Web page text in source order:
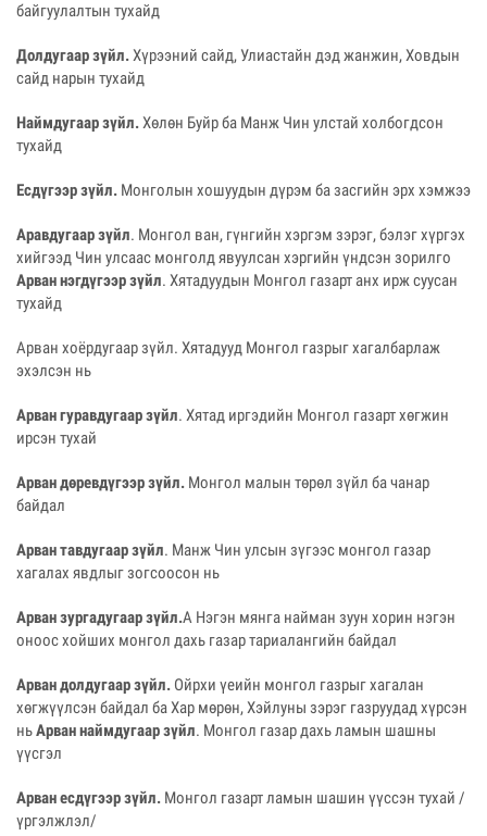
байгуулалтын тухайд
Долдугаар зүйл.Хүрээний сайд, Улиастайн дэд жанжин, Ховдын
сайд нарын тухайд
Наймдугаар зүйл.Хөлөн Буйр ба Манж Чин улстай холбогдсон
тухайд
Есдүгээр зүйл. Монголын хошуудын дүрэм ба засгийн эрх хэмжээ
Аравдугаар зүйл. Монгол ван, гүнгийн хэргэм зэрэг, бэлэг хүргэх
хийгээд Чин улсаас монголд явуулсан хэргийн үндсэн зорилго
Арван нэгдүгээр зүйл. Хятадуудын Монгол газарт анх ирж суусан
тухайд
Арван хоёрдугаар зүйл. Хятадууд Монгол газрыг хагалбарлаж
эхэлсэн нь
Арван гуравдугаар зүйл. Хятад иргэдийн Монгол газарт хөгжин
ирсэн тухай
Арван дөревдүгээр зүйл. Монгол малын төрөл зүйл ба чанар
байдал
Арван тавдугаар зүйл. Манж Чин улсын зүгээс монгол газар
хагалах явдлыг зогсоосон нь
Арван зургадугаар зүйл.А Нэгэн мянга найман зуун хорин нэгэн
оноос хойших монгол дахь газар тариалангийн байдал
Арван долдугаар зүйл. Ойрхи үеийн монгол газрыг хагалан
хөгжүүлсэн байдал ба Хар мөрөн, Хэйлуны зэрэг газруудад хүрсэн
ньАрван наймдугаар зүйл. Монгол газар дахь ламын шашны
үүсгэл
Арван есдүгээр зүйл. Монгол газарт ламын шашин үүссэн тухай /
үргэлжлэл/